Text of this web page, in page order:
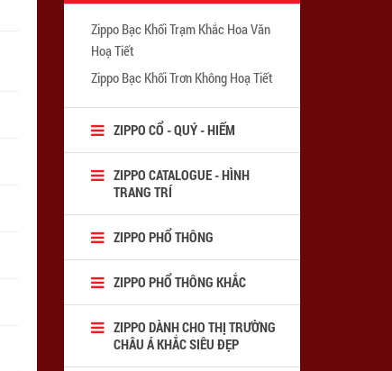
Zippo Bạc Khối Trạm Khắc Hoa Văn
Hoạ Tiết
Zippo Bạc Khối Trơn Không Hoạ Tiết
ZIPPO CỔ - QUÝ - HIẾM
ZIPPO CATALOGUE - HÌNH
TRANG TRÍ
ZIPPO PHỔ THÔNG
ZIPPO PHỔ THÔNG KHẮC
ZIPPO DÀNH CHO THỊ TRƯỜNG
CHÂU Á KHẮC SIÊU ĐẸP